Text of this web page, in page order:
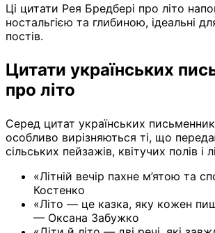
Ці цитати Рея Бредбері про літо
ностальгією та глибиною, ідеальні
постів.
Цитати українських
про літо
Серед цитат українських
особливо вирізняються ті, що
сільських пейзажів, квітучих полів і
«Літній вечір пахне м’ятою та
Костенко
«Літо — це казка, яку кожен
— Оксана Забужко